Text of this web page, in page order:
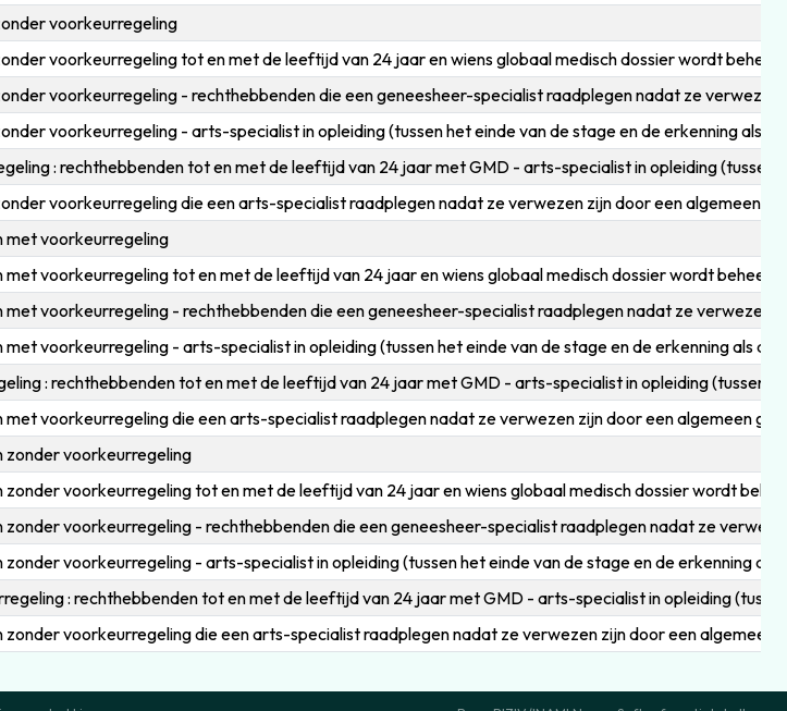
voorkeurregeling
voorkeurregeling tot en met de leeftijd van 24 jaar en wiens globaal medisch dossier wordt
voorkeurregeling - rechthebbenden die een geneesheer-specialist raadplegen nadat ze verwezen
voorkeurregeling - arts-specialist in opleiding (tussen het einde van de stage en de erkenning als
: rechthebbenden tot en met de leeftijd van 24 jaar met GMD - arts-specialist in opleiding (tussen
voorkeurregeling die een arts-specialist raadplegen nadat ze verwezen zijn door een algemeen
met voorkeurregeling
voorkeurregeling tot en met de leeftijd van 24 jaar en wiens globaal medisch dossier wordt beheerd
voorkeurregeling - rechthebbenden die een geneesheer-specialist raadplegen nadat ze verwezen
voorkeurregeling - arts-specialist in opleiding (tussen het einde van de stage en de erkenning als
: rechthebbenden tot en met de leeftijd van 24 jaar met GMD - arts-specialist in opleiding (tussen
voorkeurregeling die een arts-specialist raadplegen nadat ze verwezen zijn door een algemeen
zonder voorkeurregeling
voorkeurregeling tot en met de leeftijd van 24 jaar en wiens globaal medisch dossier wordt
voorkeurregeling - rechthebbenden die een geneesheer-specialist raadplegen nadat ze
voorkeurregeling - arts-specialist in opleiding (tussen het einde van de stage en de erkenning als
: rechthebbenden tot en met de leeftijd van 24 jaar met GMD - arts-specialist in opleiding
voorkeurregeling die een arts-specialist raadplegen nadat ze verwezen zijn door een